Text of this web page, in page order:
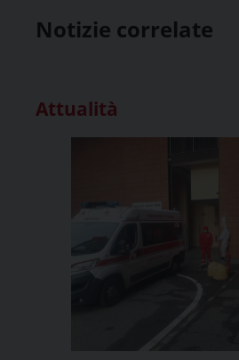
Notizie correlate
Attualità